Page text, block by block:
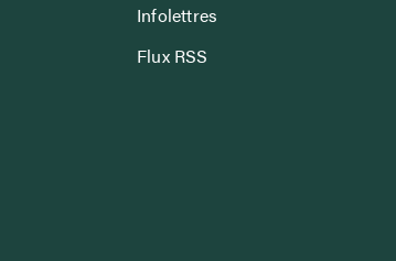
Infolettres
Flux RSS